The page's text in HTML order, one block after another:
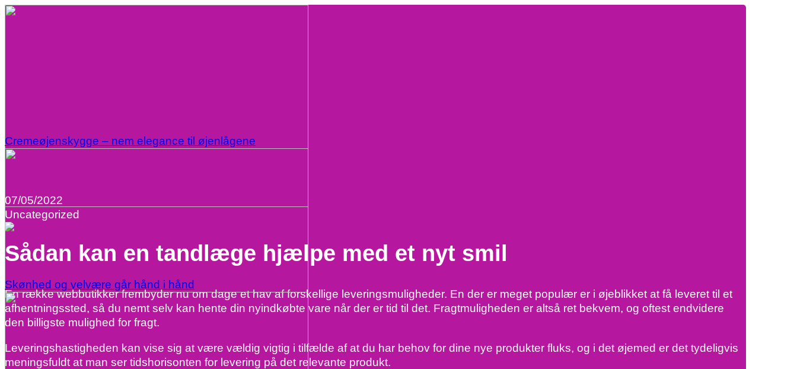
Cremeøjenskygge – nem elegance til øjenlågene
Skønhed og velvære går hånd i hånd
07/05/2022
Uncategorized
Sådan kan en tandlæge hjælpe med et nyt smil
En række webbutikker frembyder nu om dage et hav af forskellige leveringsmuligheder. En der er meget populær er i øjeblikket at få leveret til et
afhentningssted, så du nemt selv kan hente din nyindkøbte vare når der er tid til det. Fragtmuligheden er altså ret bekvem, og oftest endvidere
den billigste mulighed for fragt.
Leveringshastigheden kan vise sig at være vældig vigtig i tilfælde af at du har behov for dine nye produkter fluks, og i det øjemed er det tydeligvis
meningsfuldt at man ser tidshorisonten for levering på det relevante produkt.